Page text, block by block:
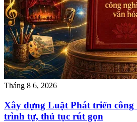
Tháng 8 6, 2026
Xây dựng Luật Phát triển công
trình tự, thủ tục rút gọn